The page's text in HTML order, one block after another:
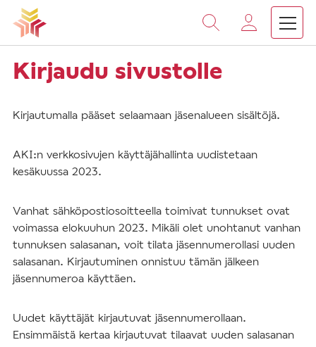
Vieritä
sisältöön
Kirjaudu sivustolle
Kirjautumalla pääset selaamaan jäsenalueen sisältöjä.
AKI:n verkkosivujen käyttäjähallinta uudistetaan
kesäkuussa 2023.
Vanhat sähköpostiosoitteella toimivat tunnukset ovat
voimassa elokuuhun 2023. Mikäli olet unohtanut vanhan
tunnuksen salasanan, voit tilata jäsennumerollasi uuden
salasanan. Kirjautuminen onnistuu tämän jälkeen
jäsennumeroa käyttäen.
Uudet käyttäjät kirjautuvat jäsennumerollaan.
Ensimmäistä kertaa kirjautuvat tilaavat uuden salasanan